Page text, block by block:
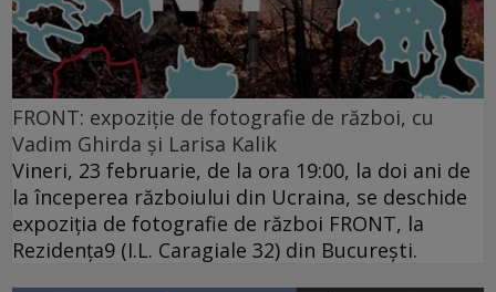
FRONT: expoziție de fotografie de război, cu
Vadim Ghirda și Larisa Kalik
Vineri, 23 februarie, de la ora 19:00, la doi ani de
la începerea războiului din Ucraina, se deschide
expoziția de fotografie de război FRONT, la
Rezidența9 (I.L. Caragiale 32) din București.